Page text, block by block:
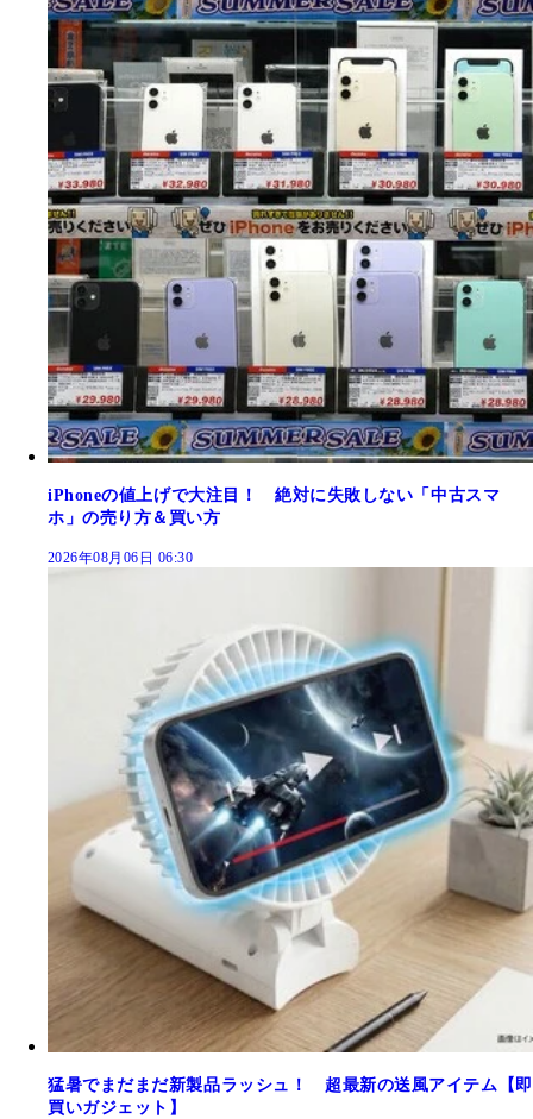
iPhoneの値上げで大注目！ 絶対に失敗しない「中古スマ
ホ」の売り方＆買い方
2026年08月06日 06:30
猛暑でまだまだ新製品ラッシュ！ 超最新の送風アイテム【即
買いガジェット】